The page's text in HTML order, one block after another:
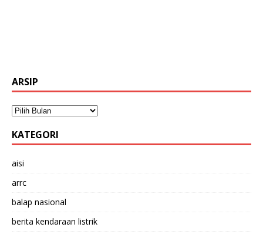
ARSIP
KATEGORI
aisi
arrc
balap nasional
berita kendaraan listrik